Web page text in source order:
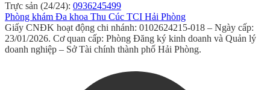
Trực sản (24/24): 0936245499
Phòng khám Đa khoa Thu Cúc TCI Hải Phòng
Giấy CNĐK hoạt động chi nhánh: 0102624215-018 – Ngày cấp:
23/01/2026. Cơ quan cấp: Phòng Đăng ký kinh doanh và Quản lý
doanh nghiệp – Sở Tài chính thành phố Hải Phòng.